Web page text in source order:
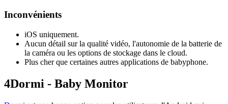
Inconvénients
iOS uniquement.
Aucun détail sur la qualité vidéo, l'autonomie de la batterie de
la caméra ou les options de stockage dans le cloud.
Plus cher que certaines autres applications de babyphone.
4Dormi - Baby Monitor